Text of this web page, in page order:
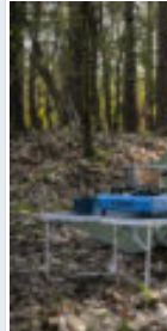
Kā izvēlēties
salīdzinājums